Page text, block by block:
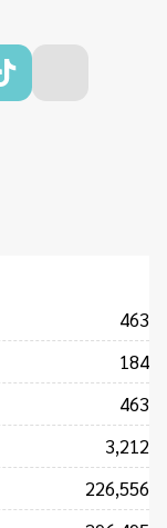
463
184
463
3,212
226,556